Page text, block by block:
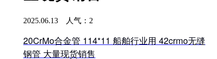
2025.06.13 人气： 2
20CrMo合金管 114*11 船舶行业用 42crmo无缝
钢管 大量现货销售